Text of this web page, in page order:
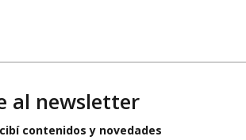
al newsletter
contenidos y novedades